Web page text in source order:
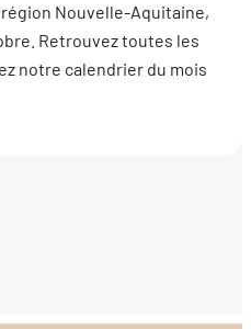
Nouvelle-Aquitaine,
Retrouvez toutes les
notre calendrier du mois